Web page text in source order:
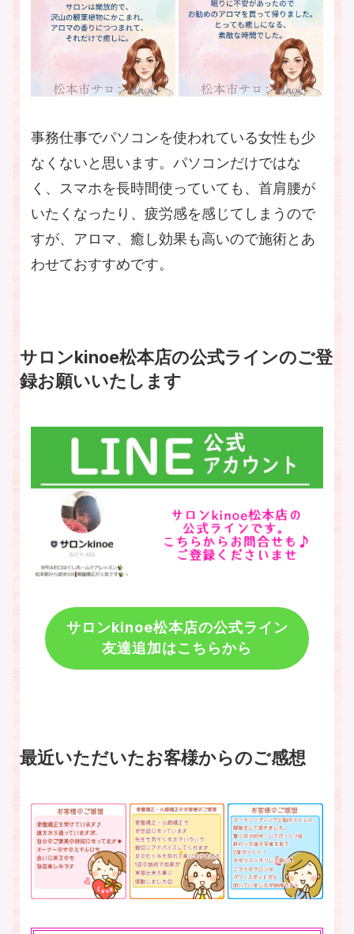
事務仕事でパソコンを使われている女性も少
なくないと思います。パソコンだけではな
く、スマホを長時間使っていても、首肩腰が
いたくなったり、疲労感を感じてしまうので
すが、アロマ、癒し効果も高いので施術とあ
わせておすすめです。
サロンkinoe松本店の公式ラインのご登
録お願いいたします
サロンkinoe松本店の公式ライン
友達追加はこちらから
最近いただいたお客様からのご感想